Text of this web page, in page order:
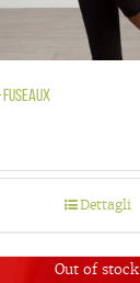
Dettagli
Out of stock